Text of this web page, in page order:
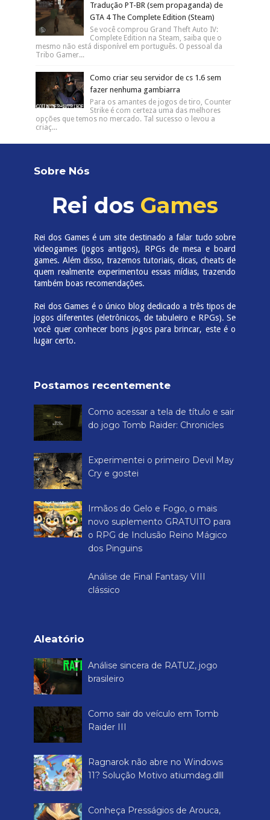
Tradução PT-BR (sem propaganda) de
GTA 4 The Complete Edition (Steam)
Se você comprou Grand Theft Auto IV:
Complete Edition na Steam, saiba que o
mesmo não está disponível em português. O pessoal da
Tribo Gamer...
Como criar seu servidor de cs 1.6 sem
fazer nenhuma gambiarra
Para os amantes de jogos de tiro, Counter
Strike é com certeza uma das melhores
opções que temos no mercado. Tal sucesso o levou a
criaç...
Sobre Nós
Rei dos Games
Rei dos Games é um site destinado a falar tudo sobre
videogames (jogos antigos), RPGs de mesa e board
games. Além disso, trazemos tutoriais, dicas, cheats de
quem realmente experimentou essas mídias, trazendo
também boas recomendações.
Rei dos Games é o único blog dedicado a três tipos de
jogos diferentes (eletrônicos, de tabuleiro e RPGs). Se
você quer conhecer bons jogos para brincar, este é o
lugar certo.
Postamos recentemente
Como acessar a tela de título e sair
do jogo Tomb Raider: Chronicles
Experimentei o primeiro Devil May
Cry e gostei
Irmãos do Gelo e Fogo, o mais
novo suplemento GRATUITO para
o RPG de Inclusão Reino Mágico
dos Pinguins
Análise de Final Fantasy VIII
clássico
Aleatório
Análise sincera de RATUZ, jogo
brasileiro
Como sair do veículo em Tomb
Raider III
Ragnarok não abre no Windows
11? Solução Motivo atiumdag.dlll
Conheça Presságios de Arouca,